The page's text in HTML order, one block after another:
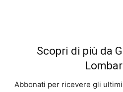
Scopri di più da
Abbonati per ricevere gli